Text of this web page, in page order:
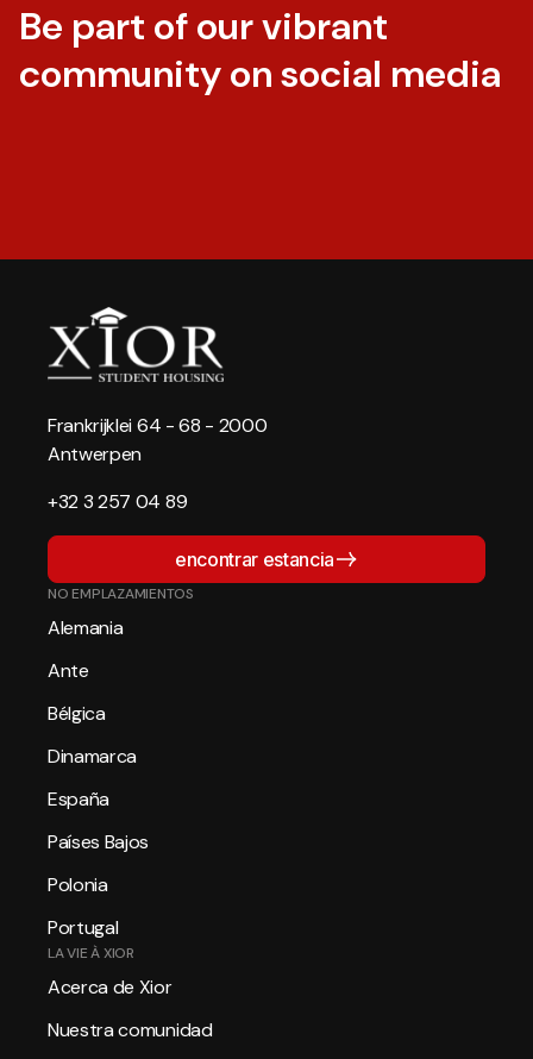
Be part of our vibrant
community on social media
Frankrijklei 64 - 68 - 2000
Antwerpen
+32 3 257 04 89
NO EMPLAZAMIENTOS
Alemania
Ante
Bélgica
Dinamarca
España
Países Bajos
Polonia
Portugal
LA VIE À XIOR
Acerca de Xior
Nuestra comunidad
encontrar estancia